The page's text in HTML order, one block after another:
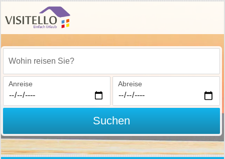
Wohin reisen Sie?
Anreise Abreise
Suchen